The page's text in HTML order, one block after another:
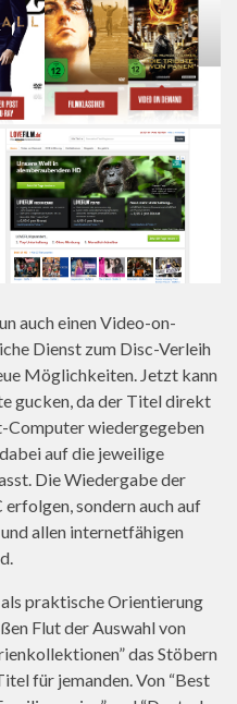
auch einen Video-on-
Dienst zum Disc-Verleih
Möglichkeiten. Jetzt kann
gucken, da der Titel direkt
Computer wiedergegeben
auf die jeweilige
Die Wiedergabe der
sondern auch auf
allen internetfähigen
praktische Orientierung
Flut der Auswahl von
das Stöbern
für jemanden. Von “Best